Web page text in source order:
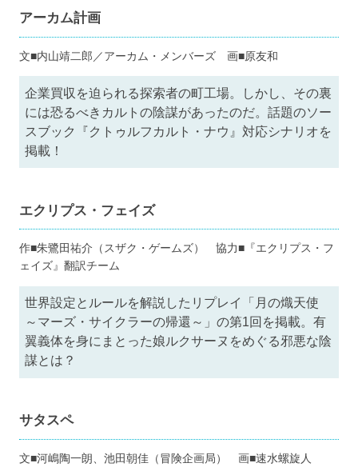
アーカム計画
文■内山靖二郎／アーカム・メンバーズ 画■原友和
企業買収を迫られる探索者の町工場。しかし、その裏
には恐るべきカルトの陰謀があったのだ。話題のソー
スブック『クトゥルフカルト・ナウ』対応シナリオを
掲載！
エクリプス・フェイズ
作■朱鷺田祐介（スザク・ゲームズ） 協力■『エクリプス・フ
ェイズ』翻訳チーム
世界設定とルールを解説したリプレイ「月の熾天使
～マーズ・サイクラーの帰還～」の第1回を掲載。有
翼義体を身にまとった娘ルクサーヌをめぐる邪悪な陰
謀とは？
サタスペ
文■河嶋陶一朗、池田朝佳（冒険企画局） 画■速水螺旋人